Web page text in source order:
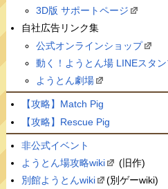
3D版 サポートページ
自社広告リンク集
公式オンラインショップ
動く！ようとん場 LINEスタ
ようとん劇場
【攻略】Match Pig
【攻略】Rescue Pig
非公式イベント
ようとん場攻略wiki
(旧作)
別館ようとんwiki
(別ゲーwiki)